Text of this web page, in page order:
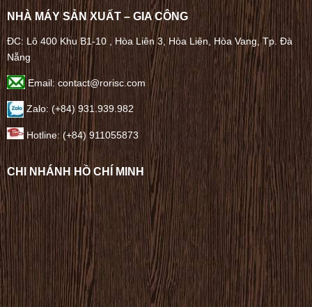
NHÀ MÁY SẢN XUẤT – GIA CÔNG
ĐC: Lô 400 Khu B1-10 , Hòa Liên 3, Hòa Liên, Hòa Vang, Tp. Đà
Nẵng
Email: contact@rorisc.com
Zalo: (+84) 931.939.982
Hotline: (+84) 911055873
CHI NHÁNH HỒ CHÍ MINH